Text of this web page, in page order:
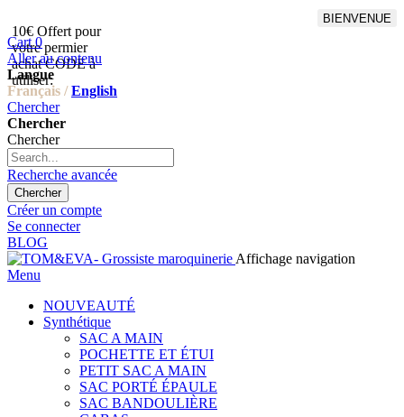
10€ Offert pour
votre permier
achat CODE à
utiliser:
BIENVENUE
Cart 0
Aller au contenu
Langue
Français / English
Chercher
Chercher
Chercher
Recherche avancée
Chercher
Créer un compte
Se connecter
BLOG
Affichage navigation
Menu
NOUVEAUTÉ
Synthétique
SAC A MAIN
POCHETTE ET ÉTUI
PETIT SAC A MAIN
SAC PORTÉ ÉPAULE
SAC BANDOULIÈRE